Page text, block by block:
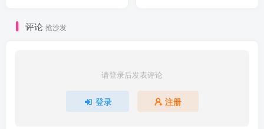
评论 抢沙发
请登录后发表评论
登录 注册